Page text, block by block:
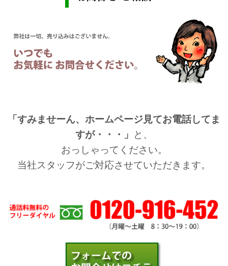
「すみませーん、ホームページ見てお電話してま
すが・・・」
と、
おっしゃってください。
当社スタッフがご対応させていただきます。